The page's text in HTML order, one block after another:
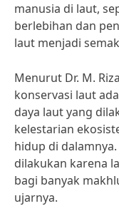
manusia di laut,
berlebihan dan
laut menjadi
Menurut Dr. M.
konservasi laut
daya laut yang
kelestarian
hidup di
dilakukan karena
bagi banyak
ujarnya.